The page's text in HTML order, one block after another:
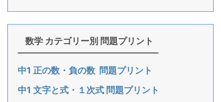
数学 カテゴリー別 問題プリント
中1 正の数・負の数 問題プリント
中1 文字と式・１次式 問題プリント